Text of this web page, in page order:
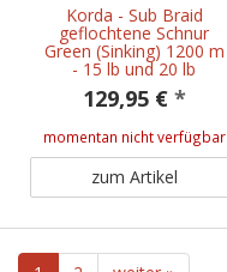
Korda - Sub Braid
geflochtene Schnur
Green (Sinking) 1200 m
- 15 lb und 20 lb
129,95 € *
momentan nicht verfügbar
zum Artikel